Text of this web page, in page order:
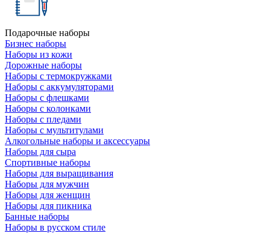
Подарочные наборы
Бизнес наборы
Наборы из кожи
Дорожные наборы
Наборы с термокружками
Наборы с аккумуляторами
Наборы с флешками
Наборы с колонками
Наборы с пледами
Наборы с мультитулами
Алкогольные наборы и аксессуары
Наборы для сыра
Спортивные наборы
Наборы для выращивания
Наборы для мужчин
Наборы для женщин
Наборы для пикника
Банные наборы
Наборы в русском стиле